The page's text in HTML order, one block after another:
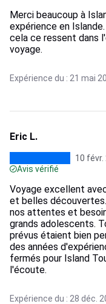
Merci beaucoup à
expérience en
cela ce ressent dans
voyage.
Expérience du : 21 mai
Eric L.
10 févr.
Avis vérifié
Voyage excellent
et belles
nos attentes et
grands adolescents.
prévus étaient bien
des années
fermés pour Island
l'écoute.
Expérience du : 28 déc.